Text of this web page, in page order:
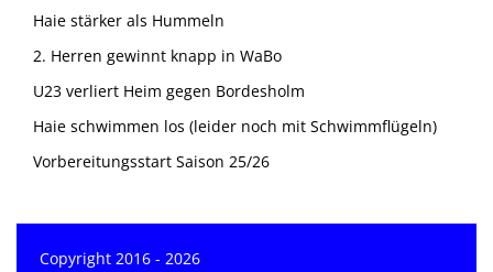
Haie stärker als Hummeln
2. Herren gewinnt knapp in WaBo
U23 verliert Heim gegen Bordesholm
Haie schwimmen los (leider noch mit Schwimmflügeln)
Vorbereitungsstart Saison 25/26
Copyright 2016 - 2026